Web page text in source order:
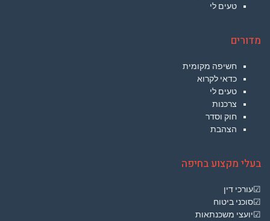
טעים לי
מדורים
חשיפה מקומית
כדאי לקרוא
טעים לי
צרכנות
חוק וסדר
הצהבת
בעלי מקצוע בחיפה
☑עורכי דין
☑סוכני ביטוח
☑יועצי משכנתאות